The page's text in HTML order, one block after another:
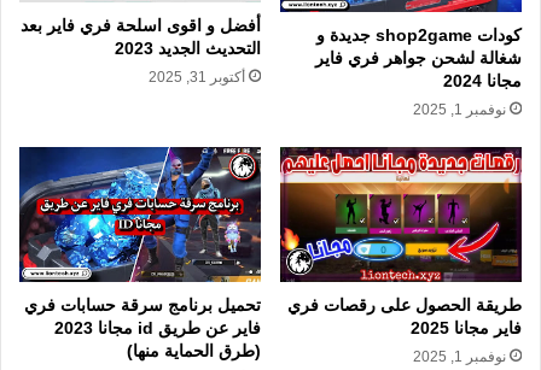
كودات shop2game جديدة و
شغالة لشحن جواهر فري فاير
مجانا 2024
نوفمبر 1, 2025
أفضل و اقوى اسلحة فري فاير بعد
التحديث الجديد 2023
أكتوبر 31, 2025
طريقة الحصول على رقصات فري
فاير مجانا 2025
نوفمبر 1, 2025
تحميل برنامج سرقة حسابات فري
فاير عن طريق id مجانا 2023
(طرق الحماية منها)